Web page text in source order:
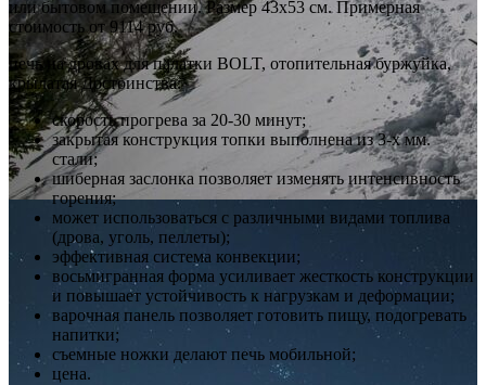
или бытовом помещении. Размер 43х53 см. Примерная
стоимость от 9114 руб.
печь на дровах для палатки BOLT, отопительная буржуйка,
крылатая Достоинства:
скорость прогрева за 20-30 минут;
закрытая конструкция топки выполнена из 3-х мм.
стали;
шиберная заслонка позволяет изменять интенсивность
горения;
может использоваться с различными видами топлива
(дрова, уголь, пеллеты);
эффективная система конвекции;
восьмигранная форма усиливает жесткость конструкции
и повышает устойчивость к нагрузкам и деформации;
варочная панель позволяет готовить пищу, подогревать
напитки;
съемные ножки делают печь мобильной;
цена.